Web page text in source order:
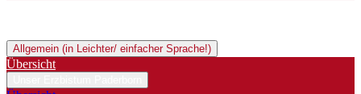
Allgemein (in Leichter/ einfacher Sprache!)
Übersicht